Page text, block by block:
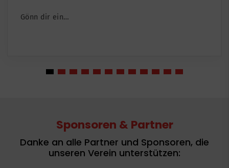
Sponsoren & Partner
Danke an alle Partner und Sponsoren, die
unseren Verein unterstützen: